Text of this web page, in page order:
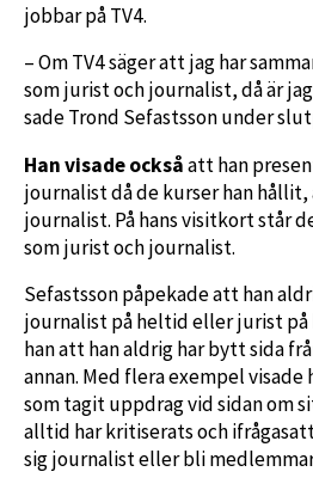
jobbar på TV4.
– Om TV4 säger att jag har
som jurist och journalist, då är
sade Trond Sefastsson under
Han visade ocksåatt han
journalist då de kurser han
journalist. På hans visitkort står
som jurist och journalist.
Sefastsson påpekade att han
journalist på heltid eller jurist på
han att han aldrig har bytt sida
annan. Med flera exempel
som tagit uppdrag vid sidan om
alltid har kritiserats och
sig journalist eller bli